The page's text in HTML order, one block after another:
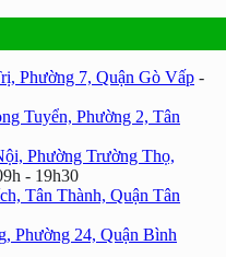
Phường 7, Quận Gò Vấp -
Tuyển, Phường 2, Tân
Phường Trường Thọ,
- 19h30
Tân Thành, Quận Tân
Phường 24, Quận Bình